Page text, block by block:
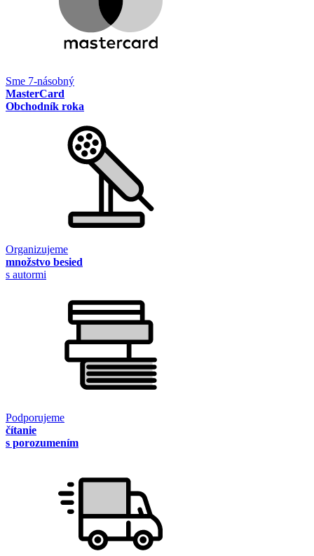
Sme 7-násobný
MasterCard
Obchodník roka
Organizujeme
množstvo besied
s autormi
Podporujeme
čítanie
s porozumením